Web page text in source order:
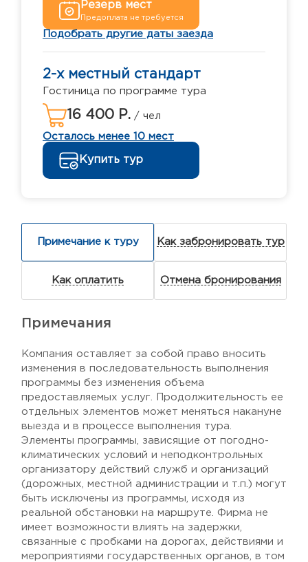
Резерв мест
Предоплата не требуется
Подобрать другие даты заезда
2-х местный стандарт
Гостиница по программе тура
16 400 Р. / чел
Осталось менее 10 мест
Купить тур
Примечание к туру Как забронировать тур
Как оплатить Отмена бронирования
Примечания
Компания оставляет за собой право вносить
изменения в последовательность выполнения
программы без изменения объема
предоставляемых услуг. Продолжительность ее
отдельных элементов может меняться накануне
выезда и в процессе выполнения тура.
Элементы программы, зависящие от погодно-
климатических условий и неподконтрольных
организатору действий служб и организаций
(дорожных, местной администрации и т.п.) могут
быть исключены из программы, исходя из
реальной обстановки на маршруте. Фирма не
имеет возможности влиять на задержки,
связанные с пробками на дорогах, действиями и
мероприятиями государственных органов, в том